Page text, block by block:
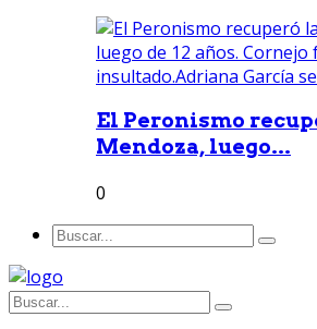
El Peronismo
Mendoza, luego...
0